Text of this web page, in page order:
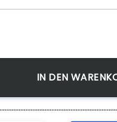
Leinwandbild Menge
IN DEN